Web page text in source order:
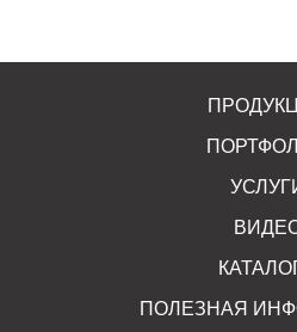
ПОЛЕЗНАЯ